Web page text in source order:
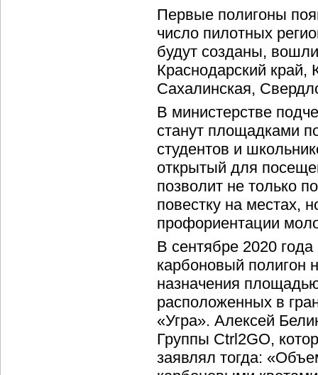
Первые полигоны
число пилотных
будут созданы,
Краснодарский край,
Сахалинская,
В министерстве
станут площадками
студентов и
открытый для
позволит не только
повестку на местах,
профориентации
В сентябре 2020 года
карбоновый полигон
назначения
расположенных в
«Угра». Алексей
Группы Ctrl2GO,
заявлял тогда: